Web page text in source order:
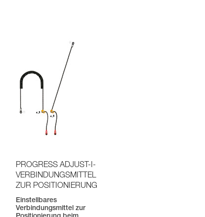
PROGRESS ADJUST-I-
VERBINDUNGSMITTEL
ZUR POSITIONIERUNG
Einstellbares
Verbindungsmittel zur